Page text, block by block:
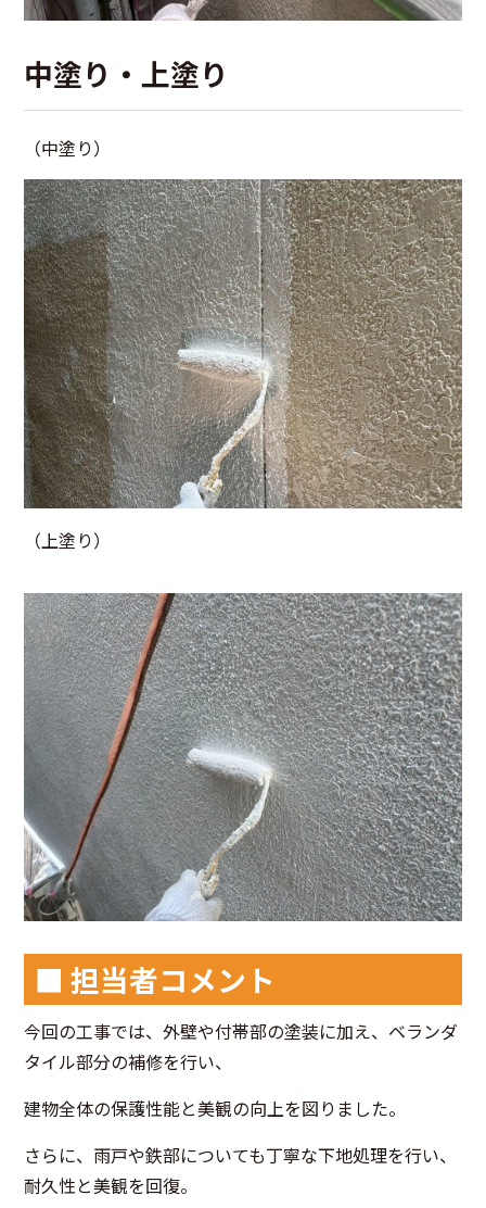
中塗り・上塗り
（中塗り）
（上塗り）
■ 担当者コメント
今回の工事では、外壁や付帯部の塗装に加え、ベランダ
タイル部分の補修を行い、
建物全体の保護性能と美観の向上を図りました。
さらに、雨戸や鉄部についても丁寧な下地処理を行い、
耐久性と美観を回復。